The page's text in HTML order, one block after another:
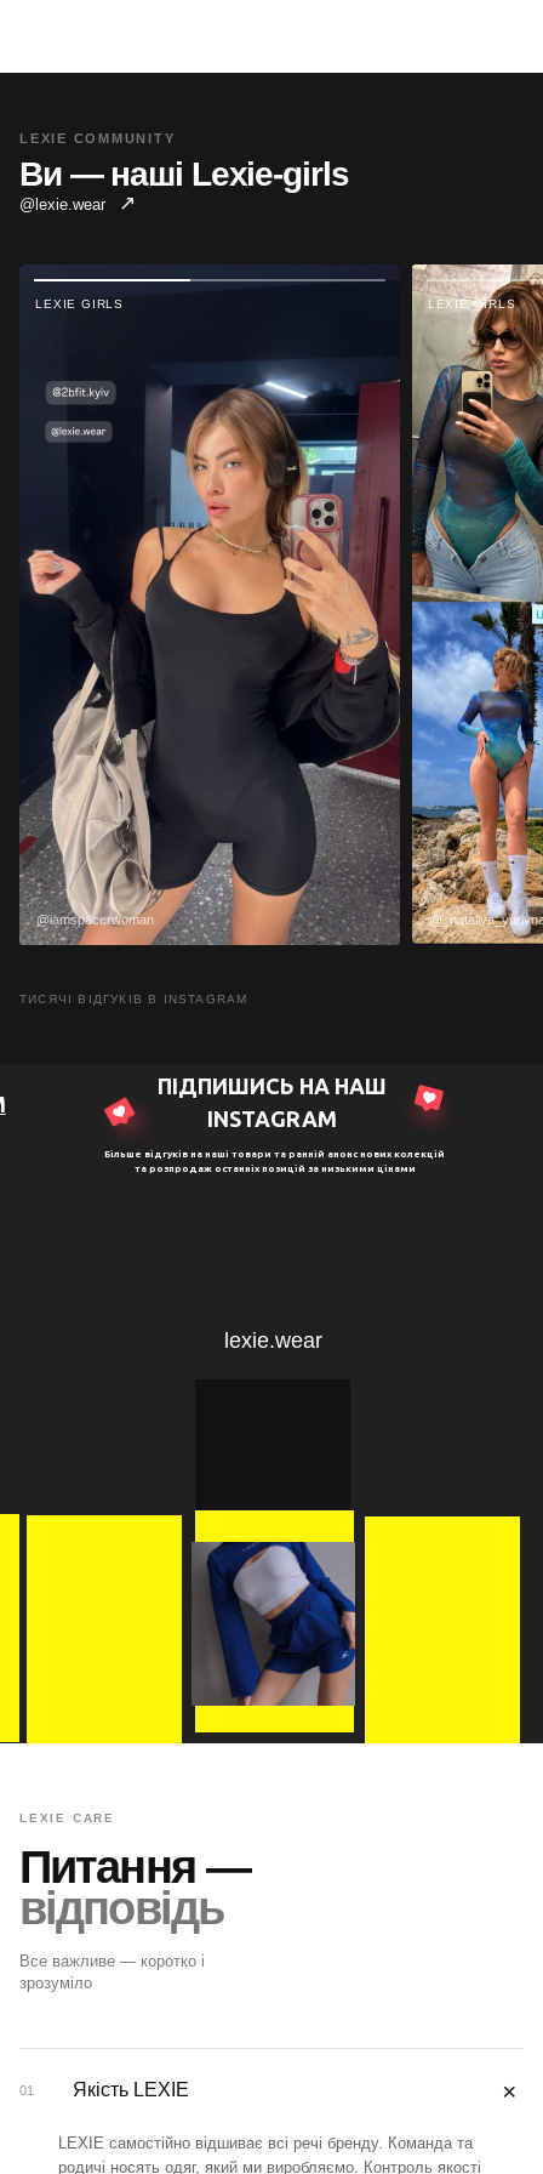
LEXIE COMMUNITY
Ви — наші Lexie-girls
@lexie.wear ↗
LEXIE GIRLS
@iamspacerwoman
LEXIE GIRLS
ТИСЯЧІ ВІДГУКІВ В INSTAGRAM
ПІДПИШИСЬ НА НАШ
ІNSTAGRAM
Більше відгуків на наші товари та ранній анонс нових колекцій
та розпродаж останніх позицій за низькими цінами
lexie.wear
LEXIE CARE
Питання —
відповідь
Все важливе — коротко і
зрозуміло
01 Якість LEXIE ＋
LEXIE самостійно відшиває всі речі бренду. Команда та
родичі носять одяг, який ми виробляємо. Контроль якості